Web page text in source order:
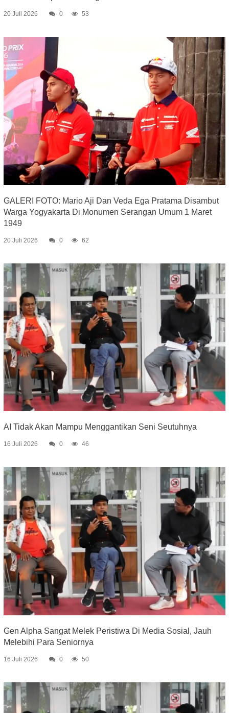
20 Juli 2026 0 53
GALERI FOTO: Mario Aji Dan Veda Ega Pratama Disambut
Warga Yogyakarta Di Monumen Serangan Umum 1 Maret
1949
20 Juli 2026 0 62
AI Tidak Akan Mampu Menggantikan Seni Seutuhnya
16 Juli 2026 0 46
Gen Alpha Sangat Melek Peristiwa Di Media Sosial, Jauh
Melebihi Para Seniornya
16 Juli 2026 0 50